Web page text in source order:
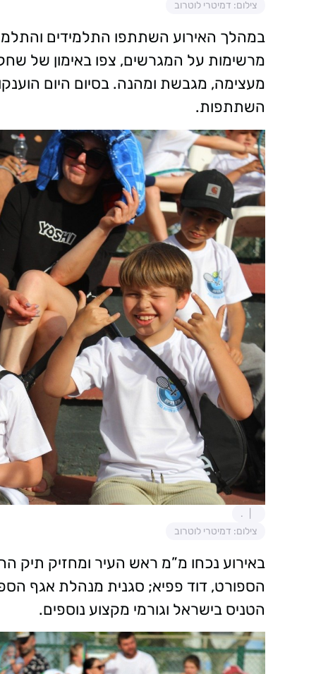
צילום: דמיטרי לוטרוב
במהלך האירוע השתתפו התלמידים
מרשימות על המגרשים, צפו באימון של
מעצימה, מגבשת ומהנה. בסיום היום
השתתפות.
.
צילום: דמיטרי לוטרוב
באירוע נכחו מ”מ ראש העיר ומחזיק תיק
הספורט, דוד פפיא; סגנית מנהלת אגף
הטניס בישראל וגורמי מקצוע נוספים.